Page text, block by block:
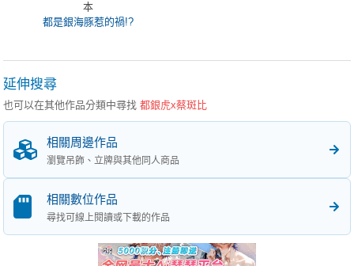
本
都是銀海豚惹的禍!?
延伸搜尋
也可以在其他作品分類中尋找都銀虎x蔡斑比
相關周邊作品
瀏覽吊飾、立牌與其他同人商品
相關數位作品
尋找可線上閱讀或下載的作品